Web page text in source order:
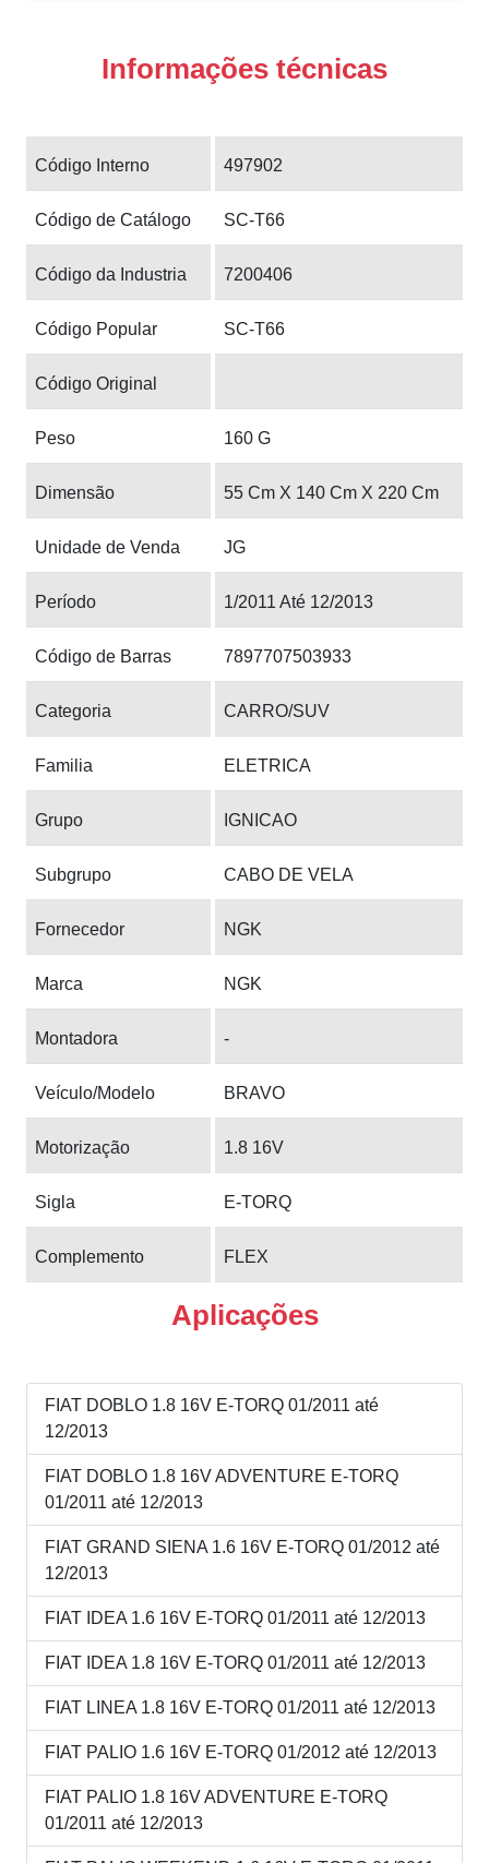
Informações técnicas
Código Interno 497902
Código de Catálogo SC-T66
Código da Industria 7200406
Código Popular SC-T66
Código Original
Peso 160 G
Dimensão 55 Cm X 140 Cm X 220 Cm
Unidade de Venda JG
Período 1/2011 Até 12/2013
Código de Barras 7897707503933
Categoria CARRO/SUV
Familia ELETRICA
Grupo IGNICAO
Subgrupo CABO DE VELA
Fornecedor NGK
Marca NGK
Montadora -
Veículo/Modelo BRAVO
Motorização 1.8 16V
Sigla E-TORQ
Complemento FLEX
Aplicações
FIAT DOBLO 1.8 16V E-TORQ 01/2011 até
12/2013
FIAT DOBLO 1.8 16V ADVENTURE E-TORQ
01/2011 até 12/2013
FIAT GRAND SIENA 1.6 16V E-TORQ 01/2012 até
12/2013
FIAT IDEA 1.6 16V E-TORQ 01/2011 até 12/2013
FIAT IDEA 1.8 16V E-TORQ 01/2011 até 12/2013
FIAT LINEA 1.8 16V E-TORQ 01/2011 até 12/2013
FIAT PALIO 1.6 16V E-TORQ 01/2012 até 12/2013
FIAT PALIO 1.8 16V ADVENTURE E-TORQ
01/2011 até 12/2013